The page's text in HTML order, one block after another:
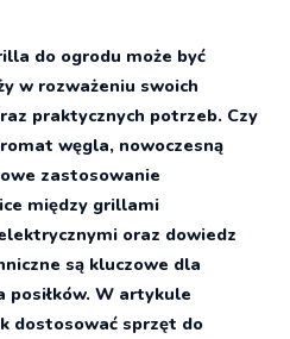
do ogrodu może być
w rozważeniu swoich
praktycznych potrzeb. Czy
węgla, nowoczesną
zastosowanie
między grillami
oraz dowiedz
są kluczowe dla
W artykule
dostosować sprzęt do